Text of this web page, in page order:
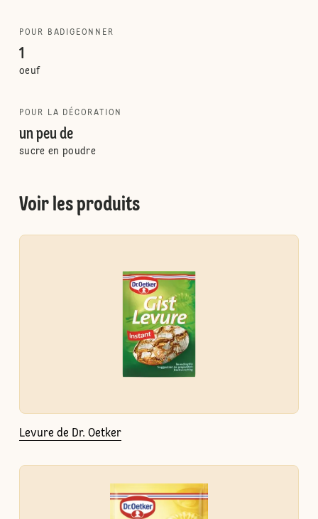
POUR BADIGEONNER
1
oeuf
POUR LA DÉCORATION
un peu de
sucre en poudre
Voir les produits
Levure de Dr. Oetker